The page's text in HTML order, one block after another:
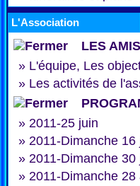
L'Association
LES
» L'équipe, Les
» Les activités de
» 2011-25 juin
» 2011-Dimanche 16
» 2011-Dimanche 30
» 2011-Dimanche 28